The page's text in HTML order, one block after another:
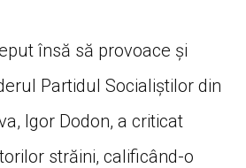
însă să provoace și
Partidul Socialiștilor din
Igor Dodon, a criticat
străini, calificând-o